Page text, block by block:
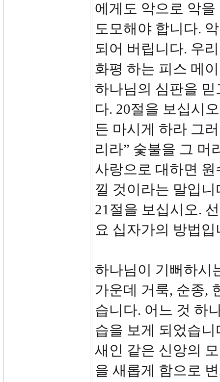
에게도 악으로 악
도모해야 합니다.
되어 버립니다. 우
화평 하는 피스 메
하나님의 심판을
다. 20절을 보십시
든 마시게 하라 그
리라” 숯불을 그 머
사랑으로 대하면
낄 것이라는 말입
21절을 보십시오.
요 십자가의 방법입
하나님이 기뻐하시
가운데 거룩, 순종,
습니다. 어느 것 하
습을 보게 되었습
새인 같은 신앙의
을 새롭게 함으로